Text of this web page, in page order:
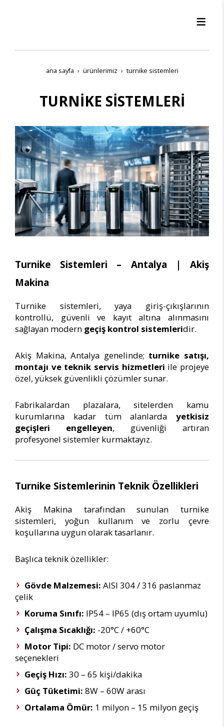
ana sayfa ürünleri̇mi̇z turni̇ke si̇stemleri̇
TURNİKE SİSTEMLERİ
Turnike Sistemleri – Antalya | Akiş
Makina
Turnike sistemleri, yaya giriş-çıkışlarının
kontrollü, güvenli ve kayıt altına alınmasını
sağlayan modern geçiş kontrol sistemleridir.
Akiş Makina, Antalya genelinde; turnike satışı,
montajı ve teknik servis hizmetleri ile projeye
özel, yüksek güvenlikli çözümler sunar.
Fabrikalardan plazalara, sitelerden kamu
kurumlarına kadar tüm alanlarda yetkisiz
geçişleri engelleyen, güvenliği artıran
profesyonel sistemler kurmaktayız.
Turnike Sistemlerinin Teknik Özellikleri
Akiş Makina tarafından sunulan turnike
sistemleri, yoğun kullanım ve zorlu çevre
koşullarına uygun olarak tasarlanır.
Başlıca teknik özellikler:
Gövde Malzemesi: AISI 304 / 316 paslanmaz
çelik
Koruma Sınıfı: IP54 – IP65 (dış ortam uyumlu)
Çalışma Sıcaklığı: -20°C / +60°C
Motor Tipi: DC motor / servo motor
seçenekleri
Geçiş Hızı: 30 – 65 kişi/dakika
Güç Tüketimi: 8W – 60W arası
Ortalama Ömür: 1 milyon – 15 milyon geçiş